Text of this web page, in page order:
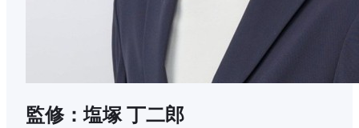
監修：塩塚 丁二郎